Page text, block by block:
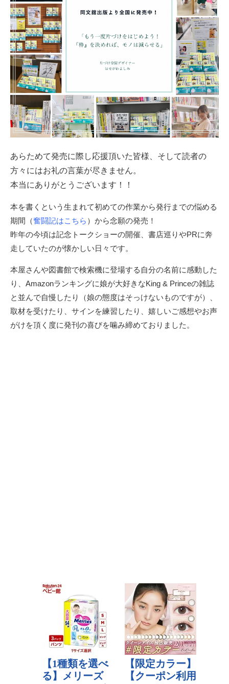
あらためて発売に際し応援頂いた皆様、そして読者の
方々にはお礼の言葉が尽きません。
本当にありがとうございます！！
本を書くという生まれて初めての作業から発行までの悩める
期間（奮闘記はこちら ）から念願の発売！
昨年の今頃は記念トークショーの開催、書店巡りやPRに奔
走していたのが懐かしい日々です。
本屋さんや図書館で検索機に登場する自分の名前に感動した
り、Amazonランキングに娘が大好きなKing & Princeの雑誌
と並んで自慢したり（娘の態度はそっけないものですが）、
取材を受けたり、サインを練習したり、嬉しいご感想やお声
がけを頂く度に発刊の喜びを噛み締めておりました。